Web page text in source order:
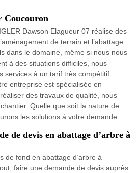
Coucouron
Dawson Elagueur 07 réalise des
de terrain et l’abattage
dans le domaine, même si nous nous
à des situations difficiles, nous
services à un tarif très compétitif.
entreprise est spécialisée en
des travaux de qualité, nous
Quelle que soit la nature de
les solutions à votre demande.
de devis en abattage d’arbre à
de fond en abattage d’arbre à
faire une demande de devis auprès